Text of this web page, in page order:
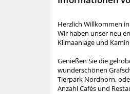
Herzlich Willkommen
Wir haben unser neu
Klimaanlage und
Genießen Sie die
wunderschönen
Tierpark Nordhorn,
Anzahl Cafés und